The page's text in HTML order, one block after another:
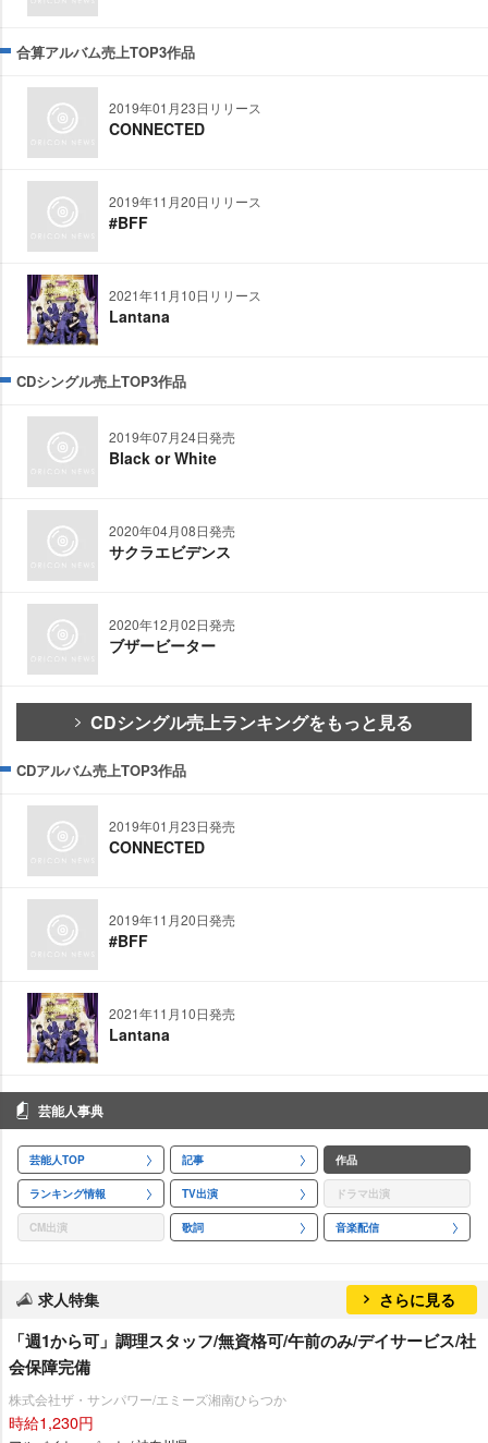
合算アルバム売上TOP3作品
2019年01月23日リリース
CONNECTED
2019年11月20日リリース
#BFF
2021年11月10日リリース
Lantana
CDシングル売上TOP3作品
2019年07月24日発売
Black or White
2020年04月08日発売
サクラエビデンス
2020年12月02日発売
ブザービーター
CDシングル売上ランキングをもっと見る
CDアルバム売上TOP3作品
2019年01月23日発売
CONNECTED
2019年11月20日発売
#BFF
2021年11月10日発売
Lantana
芸能人事典
芸能人TOP 記事 作品
ランキング情報 TV出演 ドラマ出演
CM出演 歌詞 音楽配信
求人特集 さらに見る
「週1から可」調理スタッフ/無資格可/午前のみ/デイサービス/社
会保障完備
株式会社ザ・サンパワー/エミーズ湘南ひらつか
時給1,230円